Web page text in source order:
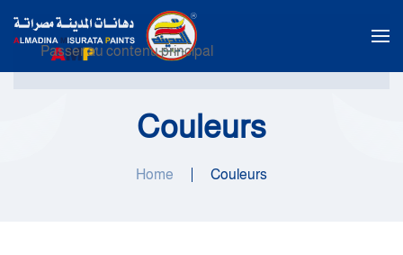
Passer au contenu principal
Couleurs
Home Couleurs